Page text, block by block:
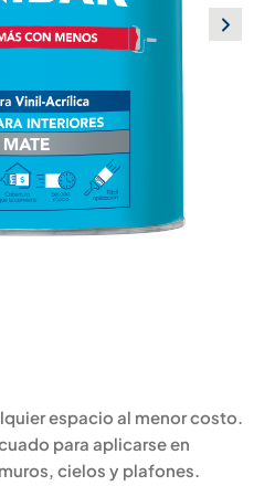
espacio al menor costo.
para aplicarse en
cielos y plafones.